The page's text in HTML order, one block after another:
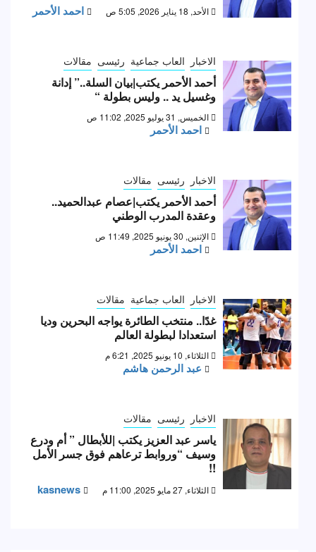
الأحد, 18 يناير 2026, 5:05 ص احمد الأحمر
الاخبار العاب جماعية رئيسى مقالات
أحمد الأحمر يكتب|بيان السلة..” إدانة
وغسيل يد .. وليس بطولة “
الخميس, 31 يوليو 2025, 11:02 ص
احمد الأحمر
الاخبار رئيسى مقالات
أحمد الأحمر يكتب|عصام عبدالحميد..
وعقدة المدرب الوطني
الإثنين, 30 يونيو 2025, 11:49 ص
احمد الأحمر
الاخبار العاب جماعية مقالات
غدًا.. منتخب الطائرة يواجه البحرين وديا
استعدادا لبطولة العالم
الثلاثاء, 10 يونيو 2025, 6:21 م
عبد الرحمن هاشم
الاخبار رئيسى مقالات
ياسر عبد العزيز يكتب |للأبطال ” أم ودرع
وسيف “وروابط ترعاهم فوق جسر الأمل
!!
الثلاثاء, 27 مايو 2025, 11:00 م kasnews